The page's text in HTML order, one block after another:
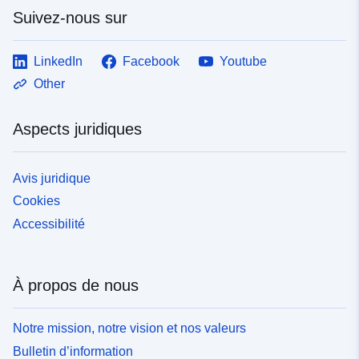
Suivez-nous sur
LinkedIn Facebook
Youtube
Other
Aspects juridiques
Avis juridique
Cookies
Accessibilité
À propos de nous
Notre mission, notre vision et nos valeurs
Bulletin d’information